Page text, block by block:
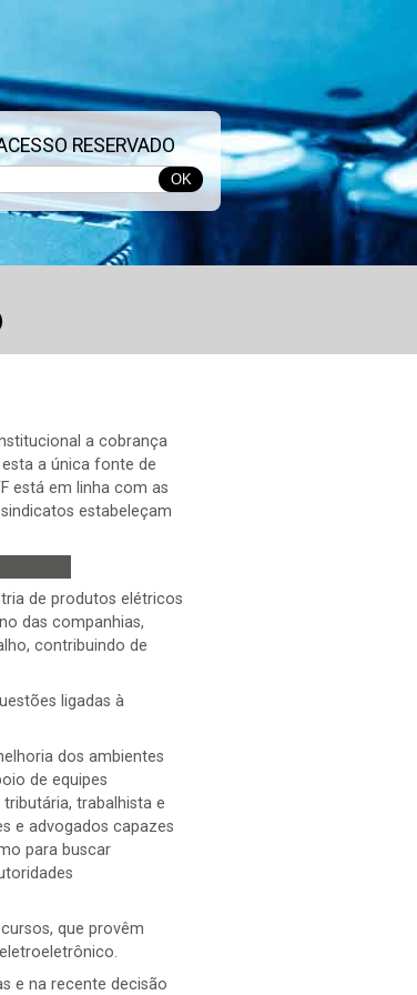
RESERVADO
a cobrança
a única fonte de
está em linha com as
estabeleçam
de produtos elétricos
das companhias,
contribuindo de
ligadas à
dos ambientes
de equipes
trabalhista e
e advogados capazes
para buscar
que provêm
e na recente decisão